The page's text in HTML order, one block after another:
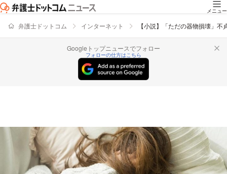
メニュー
弁護士ドットコム インターネット 【小説】「ただの器物損壊」
Googleトップニュースでフォロー
フォローの仕方はこちら